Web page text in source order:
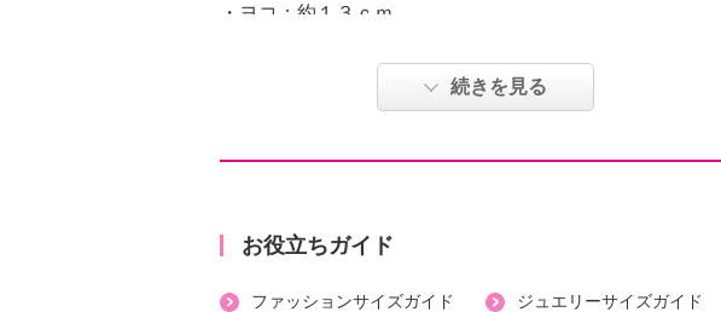
・ヨコ：約１３ｃｍ
続きを見る
お役立ちガイド
ファッションサイズガイド ジュエリーサイズガイド